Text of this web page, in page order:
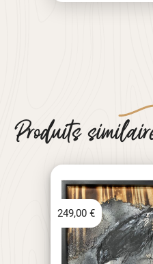
Produits
249,00 €